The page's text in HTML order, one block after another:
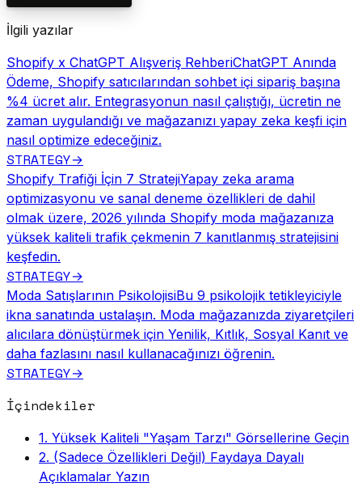
İlgili yazılar
Shopify x ChatGPT Alışveriş RehberiChatGPT Anında
Ödeme, Shopify satıcılarından sohbet içi sipariş başına
%4 ücret alır. Entegrasyonun nasıl çalıştığı, ücretin ne
zaman uygulandığı ve mağazanızı yapay zeka keşfi için
nasıl optimize edeceğiniz.
STRATEGY→
Shopify Trafiği İçin 7 StratejiYapay zeka arama
optimizasyonu ve sanal deneme özellikleri de dahil
olmak üzere, 2026 yılında Shopify moda mağazanıza
yüksek kaliteli trafik çekmenin 7 kanıtlanmış stratejisini
keşfedin.
STRATEGY→
Moda Satışlarının PsikolojisiBu 9 psikolojik tetikleyiciyle
ikna sanatında ustalaşın. Moda mağazanızda ziyaretçileri
alıcılara dönüştürmek için Yenilik, Kıtlık, Sosyal Kanıt ve
daha fazlasını nasıl kullanacağınızı öğrenin.
STRATEGY→
İçindekiler
1. Yüksek Kaliteli "Yaşam Tarzı" Görsellerine Geçin
2. (Sadece Özellikleri Değil) Faydaya Dayalı
Açıklamalar Yazın